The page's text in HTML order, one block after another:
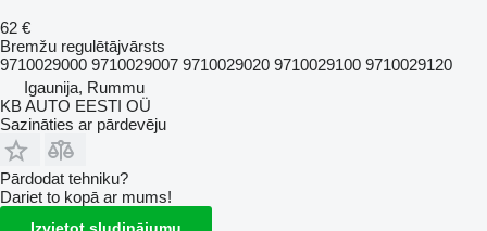
62 €
Bremžu regulētājvārsts
9710029000 9710029007 9710029020 9710029100 9710029120
Igaunija, Rummu
KB AUTO EESTI OÜ
Sazināties ar pārdevēju
Pārdodat tehniku?
Dariet to kopā ar mums!